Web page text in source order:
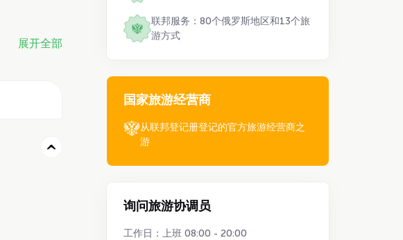
展开全部
联邦服务：80个俄罗斯地区和13个旅
游方式
国家旅游经营商
从联邦登记册登记的官方旅游经营商之
游
询问旅游协调员
工作日：上班 08:00 - 20:00